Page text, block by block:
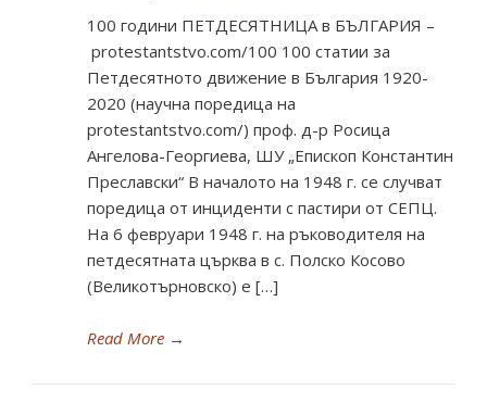
100 години ПЕТДЕСЯТНИЦА в БЪЛГАРИЯ –
protestantstvo.com/100 100 статии за
Петдесятното движение в България 1920-
2020 (научна поредица на
protestantstvo.com/) проф. д-р Росица
Ангелова-Георгиева, ШУ „Епископ Константин
Преславски“ В началото на 1948 г. се случват
поредица от инциденти с пастири от СЕПЦ.
На 6 февруари 1948 г. на ръководителя на
петдесятната църква в с. Полско Косово
(Великотърновско) е […]
Read More →